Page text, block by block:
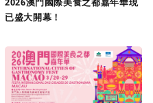
已盛大開幕！